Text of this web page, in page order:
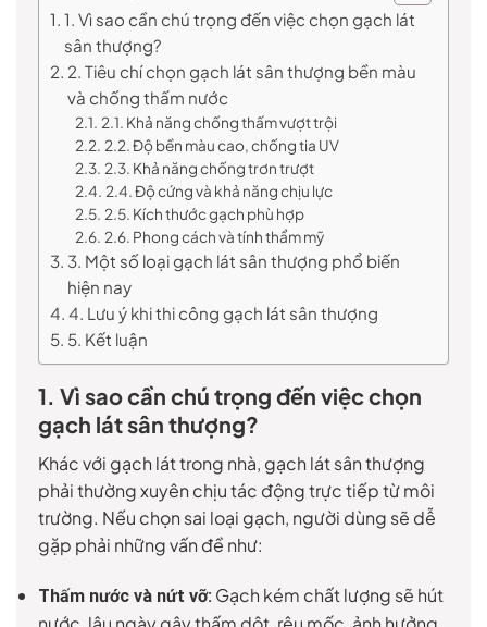
1. Vì sao cần chú trọng đến việc chọn gạch lát
sân thượng?
2. Tiêu chí chọn gạch lát sân thượng bền màu
và chống thấm nước
2.1. Khả năng chống thấm vượt trội
2.2. Độ bền màu cao, chống tia UV
2.3. Khả năng chống trơn trượt
2.4. Độ cứng và khả năng chịu lực
2.5. Kích thước gạch phù hợp
2.6. Phong cách và tính thẩm mỹ
3. Một số loại gạch lát sân thượng phổ biến
hiện nay
4. Lưu ý khi thi công gạch lát sân thượng
5. Kết luận
1. Vì sao cần chú trọng đến việc chọn
gạch lát sân thượng?
Khác với gạch lát trong nhà, gạch lát sân thượng
phải thường xuyên chịu tác động trực tiếp từ môi
trường. Nếu chọn sai loại gạch, người dùng sẽ dễ
gặp phải những vấn đề như:
Thấm nước và nứt vỡ: Gạch kém chất lượng sẽ hút